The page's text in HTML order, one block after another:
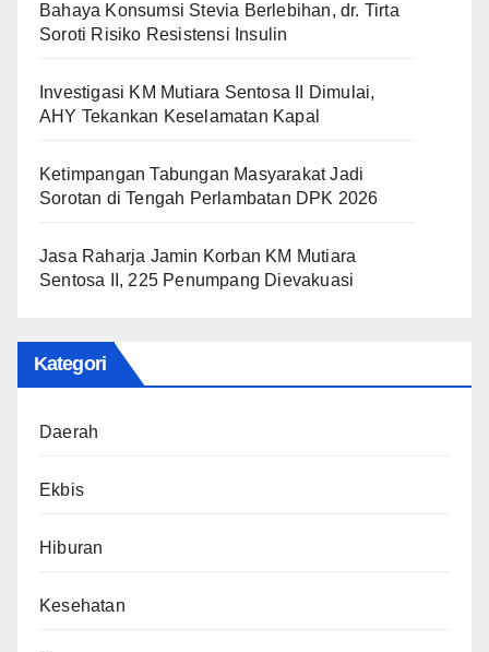
Bahaya Konsumsi Stevia Berlebihan, dr. Tirta
Soroti Risiko Resistensi Insulin
Investigasi KM Mutiara Sentosa II Dimulai,
AHY Tekankan Keselamatan Kapal
Ketimpangan Tabungan Masyarakat Jadi
Sorotan di Tengah Perlambatan DPK 2026
Jasa Raharja Jamin Korban KM Mutiara
Sentosa II, 225 Penumpang Dievakuasi
Kategori
Daerah
Ekbis
Hiburan
Kesehatan